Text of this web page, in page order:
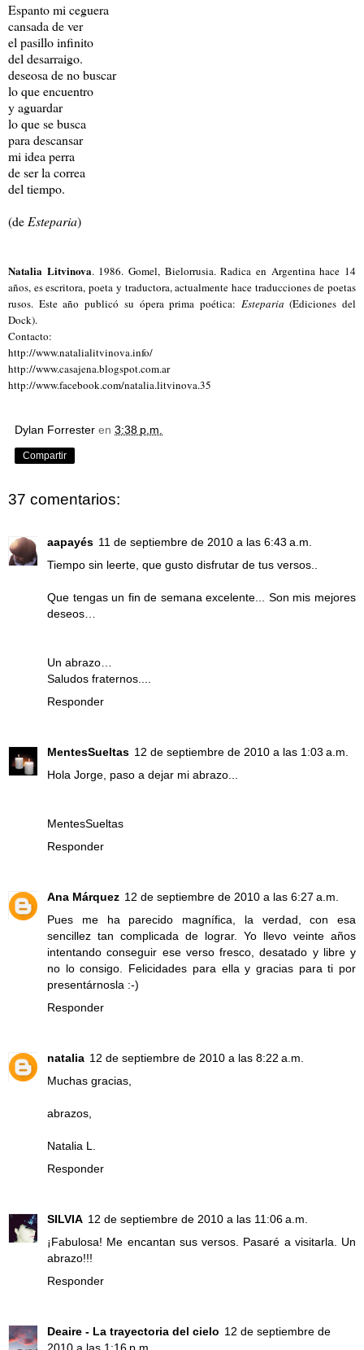
Espanto mi ceguera
cansada de ver
el pasillo infinito
del desarraigo.
deseosa de no buscar
lo que encuentro
y aguardar
lo que se busca
para descansar
mi idea perra
de ser la correa
del tiempo.
(deEsteparia)
Natalia Litvinova. 1986. Gomel, Bielorrusia. Radica en Argentina hace 14
años, es escritora, poeta y traductora, actualmente hace traducciones de poetas
rusos. Este año publicó su ópera prima poética: Esteparia (Ediciones del
Dock).
Contacto:
http://www.natalialitvinova.info/
http://www.casajena.blogspot.com.ar
http://www.facebook.com/natalia.litvinova.35
Dylan Forrester en 3:38 p.m.
Compartir
37 comentarios:
aapayés 11 de septiembre de 2010 a las 6:43 a.m.
Tiempo sin leerte, que gusto disfrutar de tus versos..
Que tengas un fin de semana excelente... Son mis mejores
deseos…
Un abrazo…
Saludos fraternos....
Responder
MentesSueltas 12 de septiembre de 2010 a las 1:03 a.m.
Hola Jorge, paso a dejar mi abrazo...
MentesSueltas
Responder
Ana Márquez 12 de septiembre de 2010 a las 6:27 a.m.
Pues me ha parecido magnífica, la verdad, con esa
sencillez tan complicada de lograr. Yo llevo veinte años
intentando conseguir ese verso fresco, desatado y libre y
no lo consigo. Felicidades para ella y gracias para ti por
presentárnosla :-)
Responder
natalia 12 de septiembre de 2010 a las 8:22 a.m.
Muchas gracias,
abrazos,
Natalia L.
Responder
SILVIA 12 de septiembre de 2010 a las 11:06 a.m.
¡Fabulosa! Me encantan sus versos. Pasaré a visitarla. Un
abrazo!!!
Responder
Deaire - La trayectoria del cielo 12 de septiembre de
2010 a las 1:16 p.m.